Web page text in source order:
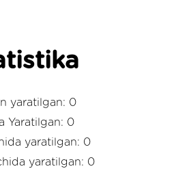
yaratilgan: 0
Yaratilgan: 0
yaratilgan: 0
yaratilgan: 0